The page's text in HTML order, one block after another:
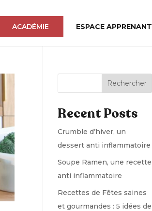
ACADÉMIE ESPACE APPRENANT
Rechercher
Recent Posts
Crumble d’hiver, un
dessert anti inflammatoire
Soupe Ramen, une recette
anti inflammatoire
Recettes de Fêtes saines
et gourmandes : 5 idées de